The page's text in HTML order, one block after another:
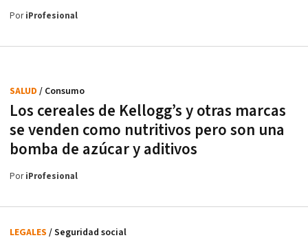
PoriProfesional
Los cereales de Kellogg’s y otras marcas
se venden como nutritivos pero son una
bomba de azúcar y aditivos
SALUD / Consumo
PoriProfesional
LEGALES / Seguridad social